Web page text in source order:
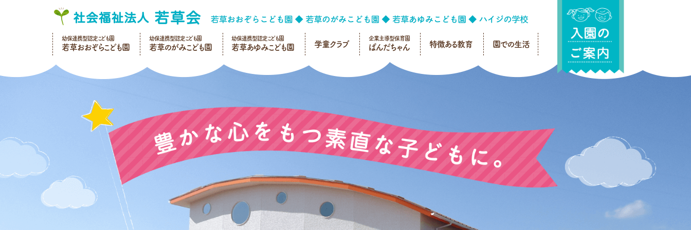
幼保連携型認定こども園
若草おおぞらこども園
幼保連携型認定こども園
若草のがみこども園
幼保連携型認定こども園
若草あゆみこども園 学童クラブ
企業主導型保育園
ぱんだちゃん 特徴ある教育 園での生活